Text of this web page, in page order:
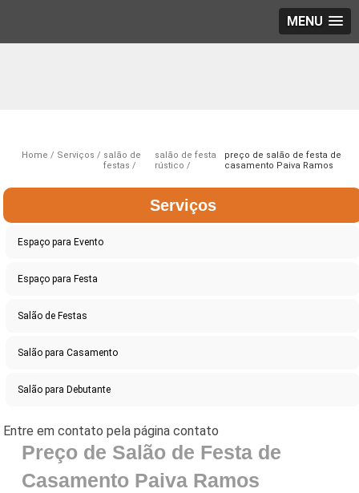
MENU
Home Serviços
salão de
festas
salão de festa
rústico
preço de salão de festa de
casamento Paiva Ramos
Serviços
Espaço para Evento
Espaço para Festa
Salão de Festas
Salão para Casamento
Salão para Debutante
Preço de Salão de Festa de
Casamento Paiva Ramos